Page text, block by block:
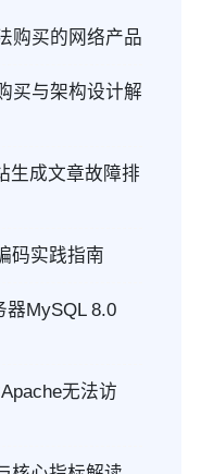
购买的网络产品
买与架构设计解
生成文章故障排
码实践指南
器MySQL 8.0
无法访